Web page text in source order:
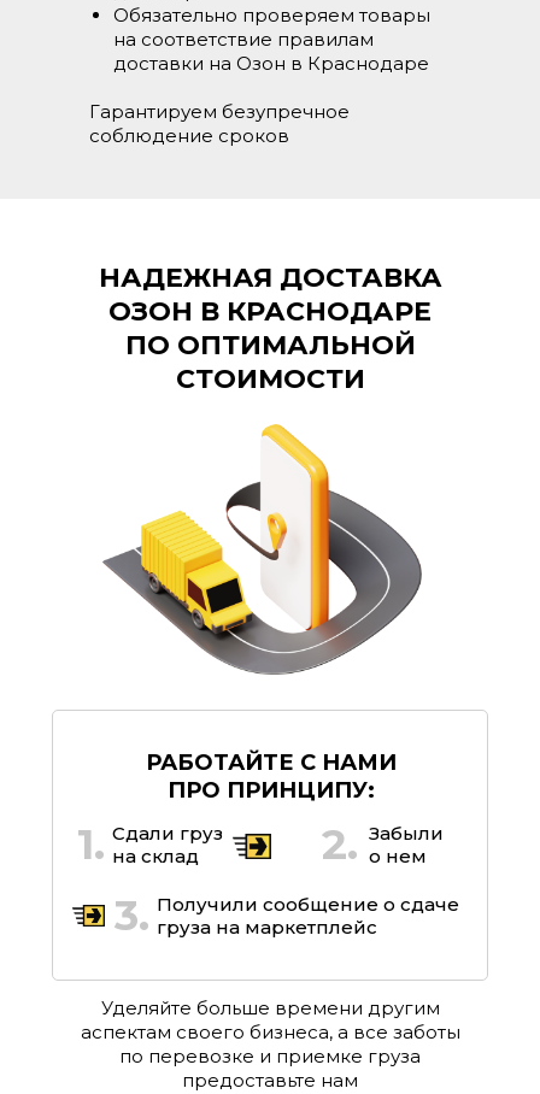
Обязательно проверяем товары
на соответствие правилам
доставки на Озон в Краснодаре
Гарантируем безупречное
соблюдение сроков
НАДЕЖНАЯ ДОСТАВКА
ОЗОН В КРАСНОДАРЕ
ПО ОПТИМАЛЬНОЙ
СТОИМОСТИ
РАБОТАЙТЕ С НАМИ
ПРО ПРИНЦИПУ:
Сдали груз
на склад
Уделяйте больше времени другим
аспектам своего бизнеса, а все заботы
по перевозке и приемке груза
предоставьте нам
Забыли
о нем
Получили сообщение о сдаче
груза на маркетплейс
1.
2.
3.